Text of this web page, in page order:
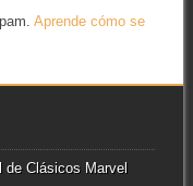
Aprende cómo se
de Clásicos Marvel